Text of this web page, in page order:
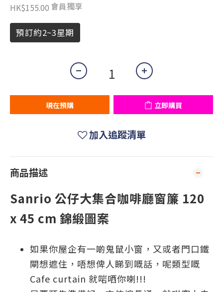
HK$155.00 會員獨享
預訂約2~3星期
現在預購 立即購買
加入追蹤清單
商品描述
Sanrio 公仔大集合咖啡廳窗簾 120
x 45 cm 錦緞圖案
如果你屋企有一啲鬼鼠小窗，又或者門口鐵
閘想遮住，唔想俾人睇到嘅話，呢類型嘅
Cafe curtain 就啱哂你喇!!!